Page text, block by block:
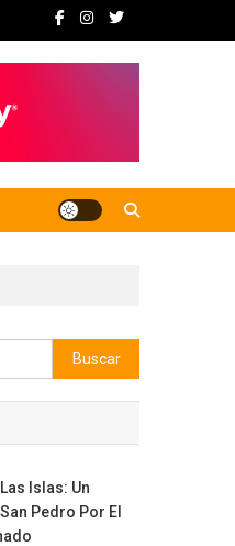
Buscar:
Islas: Un
Pedro Por El